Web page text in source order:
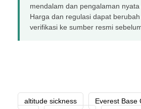
mendalam dan pengalaman nyata
Harga dan regulasi dapat
verifikasi ke sumber resmi
altitude sickness Everest Base